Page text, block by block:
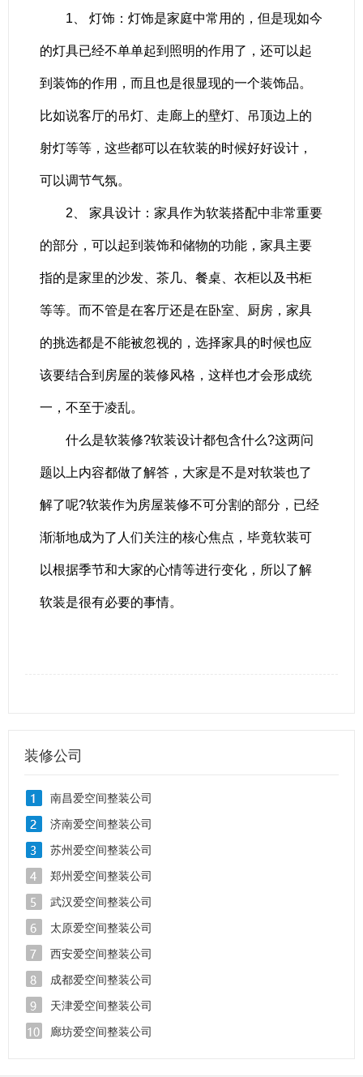
1、 灯饰：灯饰是家庭中常用的，但是现如今
的灯具已经不单单起到照明的作用了，还可以起
到装饰的作用，而且也是很显现的一个装饰品。
比如说客厅的吊灯、走廊上的壁灯、吊顶边上的
射灯等等，这些都可以在软装的时候好好设计，
可以调节气氛。
2、 家具设计：家具作为软装搭配中非常重要
的部分，可以起到装饰和储物的功能，家具主要
指的是家里的沙发、茶几、餐桌、衣柜以及书柜
等等。而不管是在客厅还是在卧室、厨房，家具
的挑选都是不能被忽视的，选择家具的时候也应
该要结合到房屋的装修风格，这样也才会形成统
一，不至于凌乱。
什么是软装修?软装设计都包含什么?这两问
题以上内容都做了解答，大家是不是对软装也了
解了呢?软装作为房屋装修不可分割的部分，已经
渐渐地成为了人们关注的核心焦点，毕竟软装可
以根据季节和大家的心情等进行变化，所以了解
软装是很有必要的事情。
装修公司
南昌爱空间整装公司
济南爱空间整装公司
苏州爱空间整装公司
郑州爱空间整装公司
武汉爱空间整装公司
太原爱空间整装公司
西安爱空间整装公司
成都爱空间整装公司
天津爱空间整装公司
廊坊爱空间整装公司